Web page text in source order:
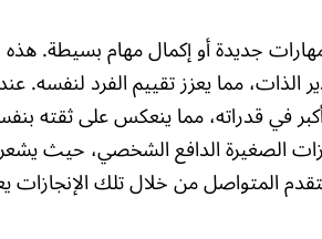
جديدة أو إكمال مهام بسيطة. هذه
الذات، مما يعزز تقييم الفرد لنفسه.
في قدراته، مما ينعكس على ثقته
الصغيرة الدافع الشخصي، حيث
المتواصل من خلال تلك الإنجازات